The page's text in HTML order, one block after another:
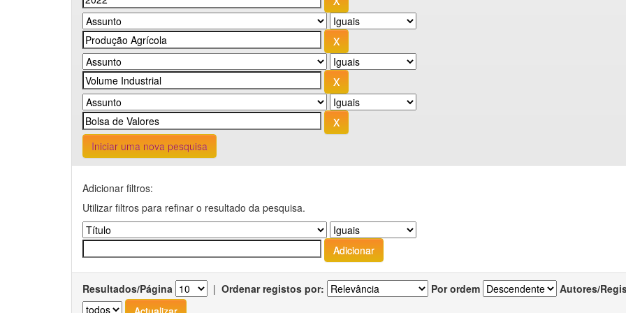
Iniciar uma nova pesquisa
Adicionar filtros:
Utilizar filtros para refinar o resultado da pesquisa.
Resultados/Página | Ordenar registos por: Por ordem Autores/